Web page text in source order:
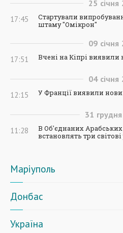
25 січня
17:45
Стартували
штаму "Омікрон"
09 січня
17:51 Вчені на Кіпрі
04 січня
12:15 У Франції виявили
31 грудня
11:28
В Об'єднаних Арабських
встановлять три
Маріуполь
Донбас
Україна